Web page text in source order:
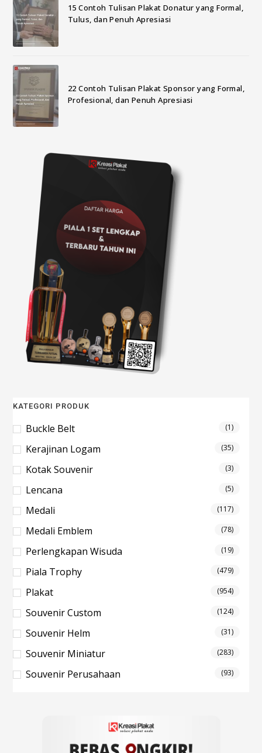
15 Contoh Tulisan Plakat Donatur yang Formal,
Tulus, dan Penuh Apresiasi
22 Contoh Tulisan Plakat Sponsor yang Formal,
Profesional, dan Penuh Apresiasi
KATEGORI PRODUK
Buckle Belt (1)
Kerajinan Logam (35)
Kotak Souvenir (3)
Lencana (5)
Medali (117)
Medali Emblem (78)
Perlengkapan Wisuda (19)
Piala Trophy (479)
Plakat (954)
Souvenir Custom (124)
Souvenir Helm (31)
Souvenir Miniatur (283)
Souvenir Perusahaan (93)